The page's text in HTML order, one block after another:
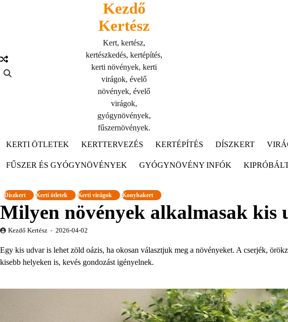
Kezdő
Kertész
Kert, kertész,
kertészkedés, kertépítés,
kerti növények, kerti
virágok, évelő
növények, évelő
virágok,
gyógynövények,
fűszernövények.
KERTI ÖTLETEK
KERTTERVEZÉS KERTÉPÍTÉS DÍSZKERT
FŰSZER ÉS GYÓGYNÖVÉNYEK GYÓGYNÖVÉNY INFÓK
Díszkert Kerti ötletek Kerti virágok Konyhakert
Milyen növények alkalmasak kis
Kezdő Kertész 2026-04-02
Egy kis udvar is lehet zöld oázis, ha okosan választjuk meg a növényeket. A cserjék,
kisebb helyeken is, kevés gondozást igényelnek.